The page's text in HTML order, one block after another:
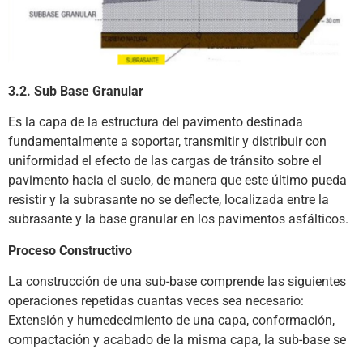
3.2. Sub Base Granular
Es la capa de la estructura del pavimento destinada
fundamentalmente a soportar, transmitir y distribuir con
uniformidad el efecto de las cargas de tránsito sobre el
pavimento hacia el suelo, de manera que este último pueda
resistir y la subrasante no se deflecte, localizada entre la
subrasante y la base granular en los pavimentos asfálticos.
Proceso Constructivo
La construcción de una sub-base comprende las siguientes
operaciones repetidas cuantas veces sea necesario:
Extensión y humedecimiento de una capa, conformación,
compactación y acabado de la misma capa, la sub-base se